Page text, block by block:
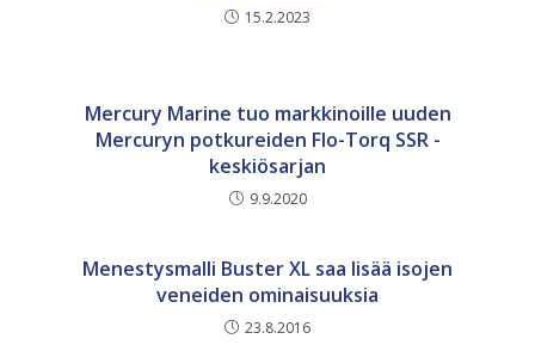
15.2.2023
Mercury Marine tuo markkinoille uuden
Mercuryn potkureiden Flo-Torq SSR -
keskiösarjan
9.9.2020
Menestysmalli Buster XL saa lisää isojen
veneiden ominaisuuksia
23.8.2016